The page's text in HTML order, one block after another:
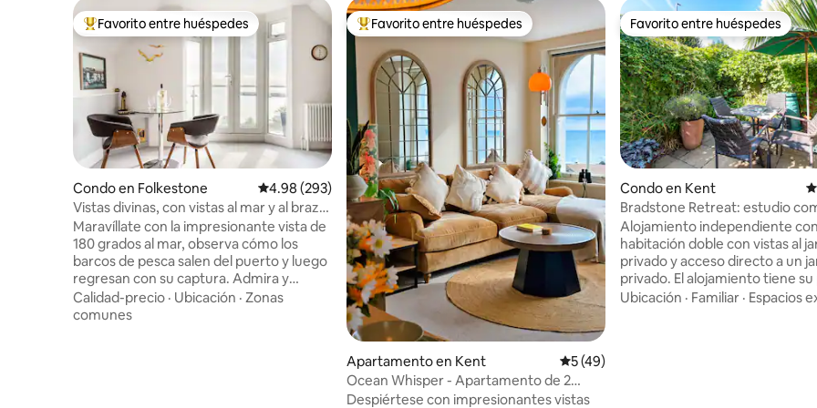
Favorito entre huéspedes preferido
Favorito entre huéspedes
Condo en Folkestone Calificación promedio: 4.98 de 5, 293 reseñas
4.98 (293)
Vistas divinas, con vistas al mar y al brazo
del puerto de Folkestone
Maravíllate con la impresionante vista de
180 grados al mar, observa cómo los
barcos de pesca salen del puerto y luego
regresan con su captura. Admira y
disfruta de la elegante y cómoda
decoración interior retro con toques Art
Calidad-precio · Ubicación · Zonas
comunes
Favorito entre huéspedes preferido
Favorito entre huéspedes
Apartamento en Kent Calificación promedio: 5 de 5, 49 reseñas
5 (49)
Ocean Whisper - Apartamento de 2
dormitorios frente al mar
Despiértese con impresionantes vistas
Favorito entre huéspedes
Favorito entre huéspedes
Condo en Kent
Bradstone Retreat: estudio
con jardín privado
Alojamiento independiente con
habitación doble con vistas al
privado y acceso directo a un
privado. El alojamiento tiene
entrada privada. Una cómoda
Ubicación · Familiar · Espacios